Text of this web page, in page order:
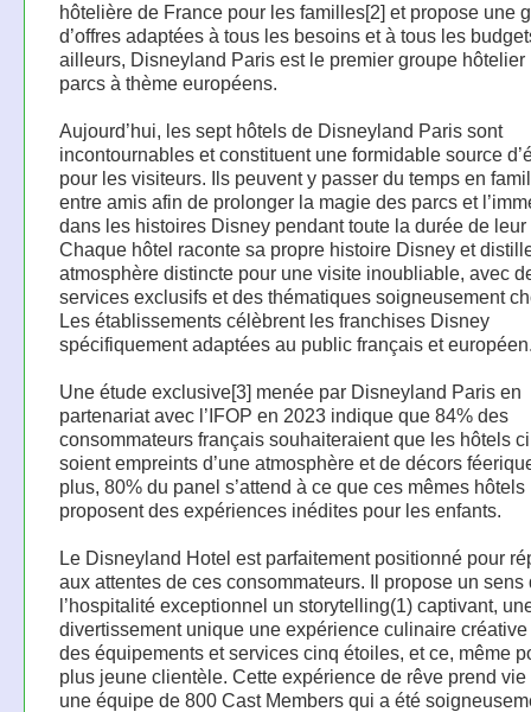
hôtelière de France pour les familles[2] et propose une
d’offres adaptées à tous les besoins et à tous les
ailleurs, Disneyland Paris est le premier groupe hôtelier
parcs à thème européens.
Aujourd’hui, les sept hôtels de Disneyland Paris sont
incontournables et constituent une formidable source
pour les visiteurs. Ils peuvent y passer du temps en
entre amis afin de prolonger la magie des parcs et
dans les histoires Disney pendant toute la durée de leur
Chaque hôtel raconte sa propre histoire Disney et
atmosphère distincte pour une visite inoubliable, avec
services exclusifs et des thématiques soigneusement
Les établissements célèbrent les franchises Disney
spécifiquement adaptées au public français et
Une étude exclusive[3] menée par Disneyland Paris en
partenariat avec l’IFOP en 2023 indique que 84% des
consommateurs français souhaiteraient que les hôtels
soient empreints d’une atmosphère et de décors
plus, 80% du panel s’attend à ce que ces mêmes hôtels
proposent des expériences inédites pour les enfants.
Le Disneyland Hotel est parfaitement positionné pour
aux attentes de ces consommateurs. Il propose un sens
l’hospitalité exceptionnel un storytelling(1) captivant,
divertissement unique une expérience culinaire
des équipements et services cinq étoiles, et ce, même
plus jeune clientèle. Cette expérience de rêve prend vie
une équipe de 800 Cast Members qui a été